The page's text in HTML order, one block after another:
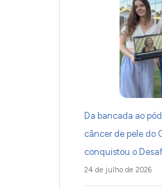
Da bancada ao
câncer de pele do
conquistou o
24 de julho de 2026